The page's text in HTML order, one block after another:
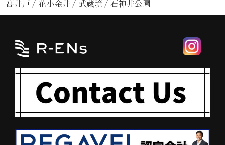
高井戸 / 花小金井 / 武蔵境/ 石神井公園